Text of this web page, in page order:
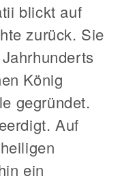
blickt auf
zurück. Sie
König
gegründet.
Auf
ein